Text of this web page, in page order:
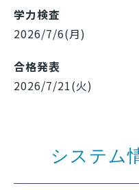
学力検査
2026/7/6(月)
合格発表
2026/7/21(火)
システム